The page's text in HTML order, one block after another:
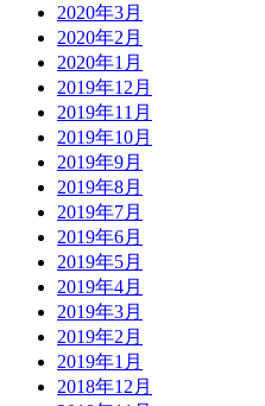
2020年3月
2020年2月
2020年1月
2019年12月
2019年11月
2019年10月
2019年9月
2019年8月
2019年7月
2019年6月
2019年5月
2019年4月
2019年3月
2019年2月
2019年1月
2018年12月